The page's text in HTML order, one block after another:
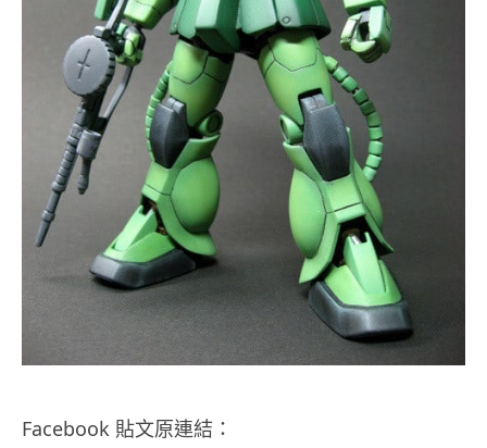
Facebook 貼文原連結：